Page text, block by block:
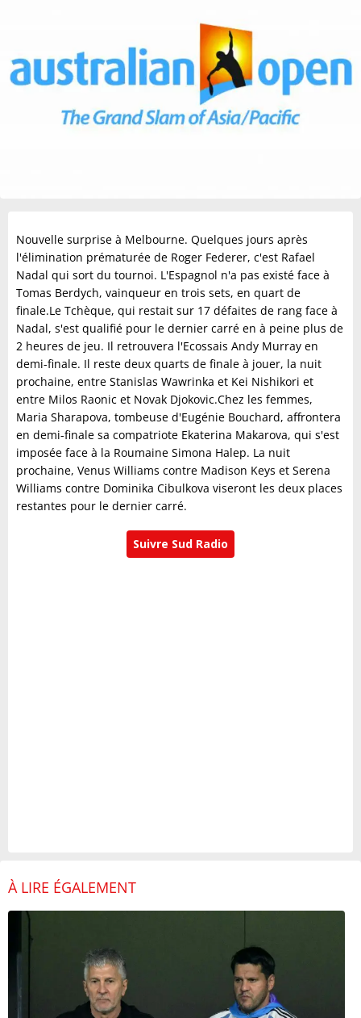
Nouvelle surprise à Melbourne. Quelques jours après
l'élimination prématurée de Roger Federer, c'est Rafael
Nadal qui sort du tournoi. L'Espagnol n'a pas existé face à
Tomas Berdych, vainqueur en trois sets, en quart de
finale.Le Tchèque, qui restait sur 17 défaites de rang face à
Nadal, s'est qualifié pour le dernier carré en à peine plus de
2 heures de jeu. Il retrouvera l'Ecossais Andy Murray en
demi-finale. Il reste deux quarts de finale à jouer, la nuit
prochaine, entre Stanislas Wawrinka et Kei Nishikori et
entre Milos Raonic et Novak Djokovic.Chez les femmes,
Maria Sharapova, tombeuse d'Eugénie Bouchard, affrontera
en demi-finale sa compatriote Ekaterina Makarova, qui s'est
imposée face à la Roumaine Simona Halep. La nuit
prochaine, Venus Williams contre Madison Keys et Serena
Williams contre Dominika Cibulkova viseront les deux places
restantes pour le dernier carré.
Suivre Sud Radio
À LIRE ÉGALEMENT